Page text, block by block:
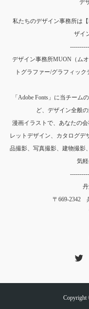
デ
私たちのデザイン事務所は
ザイ
デザイン事務所MUON（ム
トグラファー/グラフィッ
「Adobe Fonts」に当チー
ど、デザイン全般
漫画イラストで、あなたの
レットデザイン、カタログデ
品撮影、写真撮影、建物撮影
気
〒669-2342
※担当者が
Copyright